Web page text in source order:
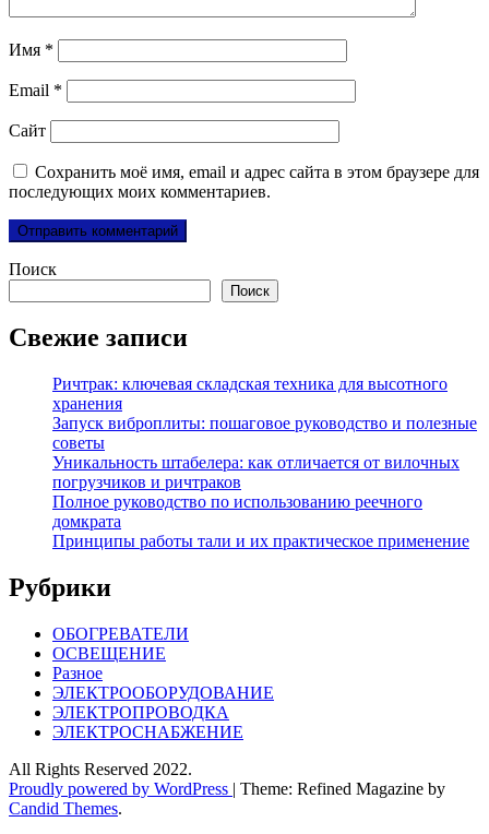
Имя *
Email *
Сайт
Сохранить моё имя, email и адрес сайта в этом браузере для
последующих моих комментариев.
Поиск
Поиск
Свежие записи
Ричтрак: ключевая складская техника для высотного
хранения
Запуск виброплиты: пошаговое руководство и полезные
советы
Уникальность штабелера: как отличается от вилочных
погрузчиков и ричтраков
Полное руководство по использованию реечного
домкрата
Принципы работы тали и их практическое применение
Рубрики
ОБОГРЕВАТЕЛИ
ОСВЕЩЕНИЕ
Разное
ЭЛЕКТРООБОРУДОВАНИЕ
ЭЛЕКТРОПРОВОДКА
ЭЛЕКТРОСНАБЖЕНИЕ
All Rights Reserved 2022.
Proudly powered by WordPress | Theme: Refined Magazine by
Candid Themes.